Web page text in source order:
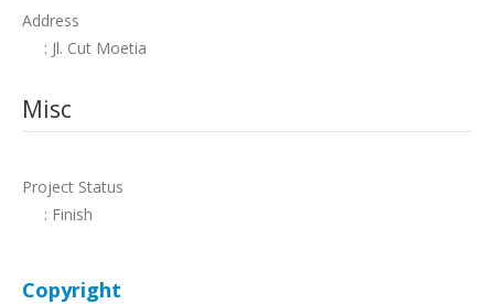
Address
: Jl. Cut Moetia
Misc
Project Status
: Finish
Copyright